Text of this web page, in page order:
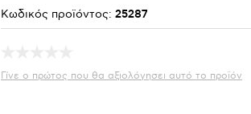
Κωδικός προϊόντος: 25287
Γίνε ο πρώτος που θα αξιολόγησει αυτό το προϊόν